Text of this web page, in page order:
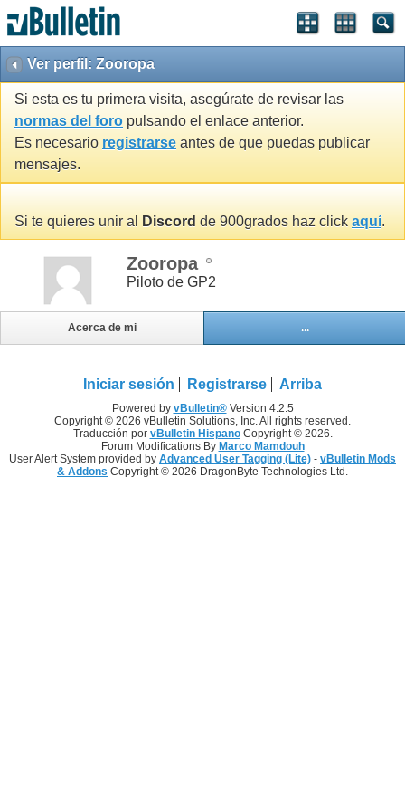
Ver perfil: Zooropa
Si esta es tu primera visita, asegúrate de revisar las
normas del foro pulsando el enlace anterior.
Es necesario registrarse antes de que puedas publicar
mensajes.
Si te quieres unir al Discord de 900grados haz click aquí.
Zooropa
Piloto de GP2
Acerca de mi ...
Iniciar sesión Registrarse Arriba
Powered by vBulletin®Version 4.2.5
Copyright © 2026 vBulletin Solutions, Inc. All rights reserved.
Traducción por vBulletin HispanoCopyright © 2026.
Forum Modifications By Marco Mamdouh
User Alert System provided by Advanced User Tagging (Lite) - vBulletin Mods
& Addons Copyright © 2026 DragonByte Technologies Ltd.